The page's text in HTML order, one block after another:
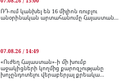
ՌԴ-ում կանխել են 16 միլիոն ռուբլու
անօրինական արտահանումը Հայաստան...
07.08.26 / 14:49
«Ուժեղ Հայաստան»-ի մի խումբ
աջակիցների կողմից քարոզչությանը
խոչընդոտելու վերաբերյալ քրեակա...